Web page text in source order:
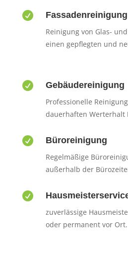
 Fassadenreinigung
Reinigung von Glas-
einen gepflegten und
 Gebäudereinigung
Professionelle
dauerhaften Werterhalt
 Büroreinigung
Regelmäßige
außerhalb der

zuverlässige
oder permanent vor Ort.